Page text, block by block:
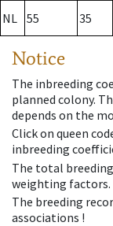
NL 55 35
Notice
The inbreeding
planned colony.
depends on the
Click on queen
inbreeding
The total
weighting factors.
The breeding
associations !